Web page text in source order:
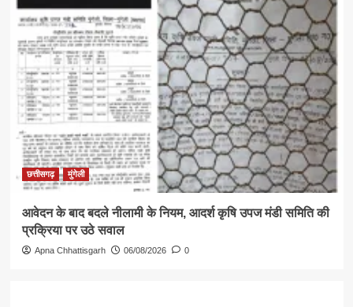
छत्तीसगढ़ मुंगेली
आवेदन के बाद बदले नीलामी के नियम, आदर्श कृषि उपज मंडी समिति की
प्रक्रिया पर उठे सवाल
Apna Chhattisgarh 06/08/2026 0